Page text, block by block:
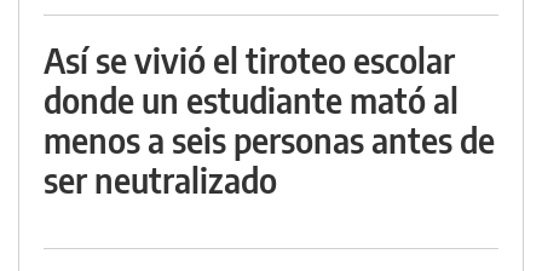
Así se vivió el tiroteo escolar
donde un estudiante mató al
menos a seis personas antes de
ser neutralizado